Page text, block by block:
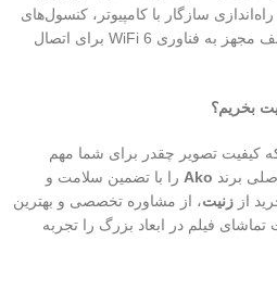
سازگار با کامپیوتر، کنسول‌های
بازی و دستگاه‌های دیجیتال مختلف مجهز به فناوری WiFi 6 برای اتصال
بخریم؟
کیفیت تصویر چقدر برای شما مهم
برند Ako را با تضمین سلامت و
از زنیت، از مشاوره تخصصی و بهترین
فیلم در ابعاد بزرگ را تجربه